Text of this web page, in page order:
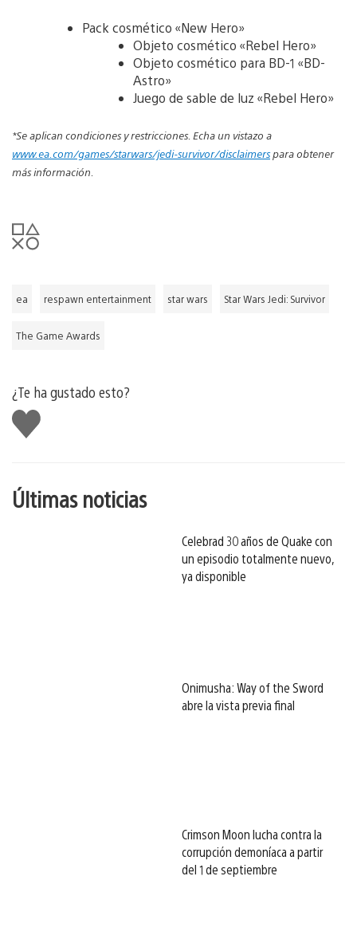
Pack cosmético «New Hero»
Objeto cosmético «Rebel Hero»
Objeto cosmético para BD-1 «BD-
Astro»
Juego de sable de luz «Rebel Hero»
*Se aplican condiciones y restricciones. Echa un vistazo a
www.ea.com/games/starwars/jedi-survivor/disclaimerspara obtener
más información.
ea respawn entertainment star wars Star Wars Jedi: Survivor
The Game Awards
¿Te ha gustado esto?
Me
gusta
esto
Últimas noticias
Celebrad 30 años de Quake con
un episodio totalmente nuevo,
ya disponible
Onimusha: Way of the Sword
abre la vista previa final
Crimson Moon lucha contra la
corrupción demoníaca a partir
del 1 de septiembre